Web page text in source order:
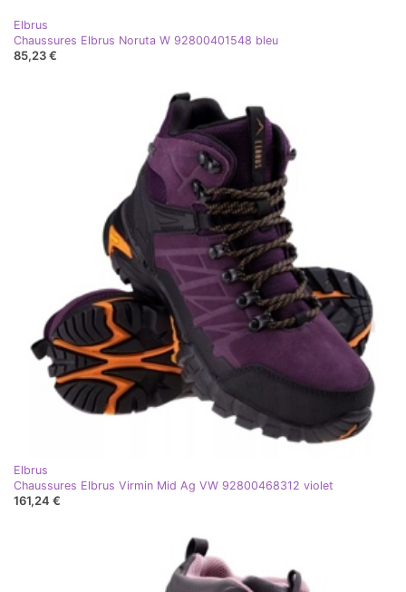
Elbrus
Chaussures Elbrus Noruta W 92800401548 bleu
85,23 €
Elbrus
Chaussures Elbrus Virmin Mid Ag VW 92800468312 violet
161,24 €